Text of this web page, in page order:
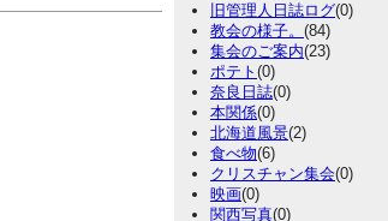
旧管理人日誌ログ(0)
教会の様子。 (84)
集会のご案内(23)
ポテト (0)
奈良日誌(0)
本関係(0)
北海道風景(2)
食べ物(6)
クリスチャン集会(0)
映画(0)
関西写真(0)